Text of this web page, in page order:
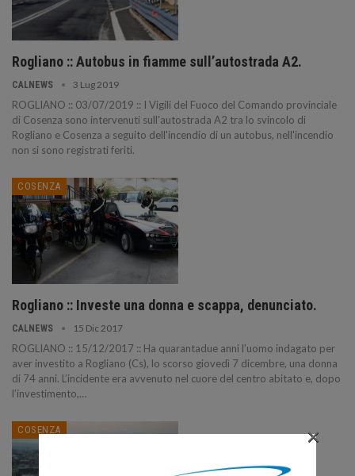
Rogliano :: Autobus in fiamme sull’autostrada A2.
CALNEWS 3 Lug 2019
ROGLIANO :: 03/07/2019 :: I Vigili del Fuoco del Comando provinciale
di Cosenza sono intervenuti sull'autostrada A2 tra lo svincolo di
Rogliano e Cosenza a seguito dell'incendio di un autobus, nell'incendio
non si sono registrati feriti.
COSENZA
Rogliano :: Investe una donna e scappa, denunciato.
CALNEWS 15 Dic 2017
ROGLIANO :: 15/12/2017 :: Ha quarantadue anni l’uomo indagato per
aver investito a Rogliano (Cs), lo scorso giovedì 7 dicembre, una donna
di 74 anni. L’incidente era avvenuto nel cuore del centro abitato e, dopo
l’investimento,…
COSENZA ×